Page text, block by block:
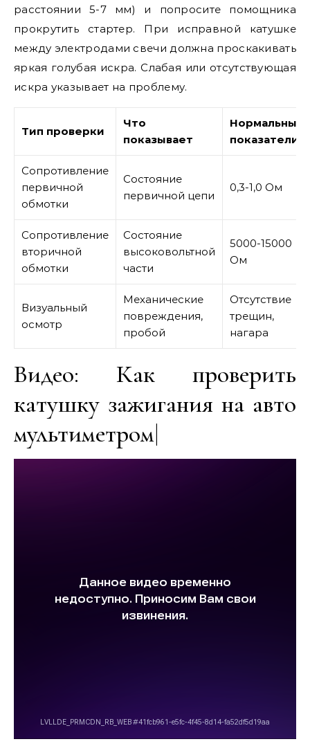
расстоянии 5-7 мм) и попросите помощника
прокрутить стартер. При исправной катушке
между электродами свечи должна проскакивать
яркая голубая искра. Слабая или отсутствующая
искра указывает на проблему.
Тип проверки
Что
показывает
Нормальные
показатели
Сопротивление
первичной
обмотки
Состояние
первичной цепи
0,3-1,0 Ом
Сопротивление
вторичной
обмотки
Состояние
высоковольтной
части
5000-15000
Ом
Визуальный
осмотр
Механические
повреждения,
пробой
Отсутствие
трещин,
нагара
Видео: Как проверить
катушку зажигания на авто
мультиметром|